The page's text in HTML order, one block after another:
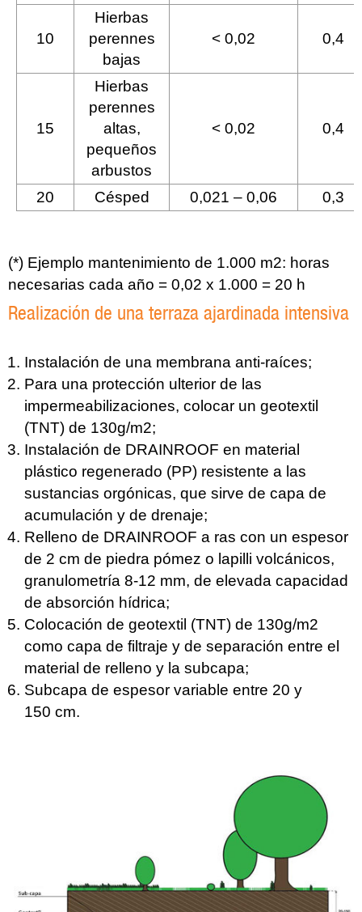
10
Hierbas
perennes
bajas
< 0,02 0,4
15
Hierbas
perennes
altas,
pequeños
arbustos
< 0,02 0,4
20 Césped 0,021 – 0,06 0,3
(*) Ejemplo mantenimiento de 1.000 m2: horas
necesarias cada año = 0,02 x 1.000 = 20 h
Realización de una terraza ajardinada intensiva
Instalación de una membrana anti-raíces;
Para una protección ulterior de las
impermeabilizaciones, colocar un geotextil
(TNT) de 130g/m2;
Instalación de DRAINROOF en material
plástico regenerado (PP) resistente a las
sustancias orgónicas, que sirve de capa de
acumulación y de drenaje;
Relleno de DRAINROOF a ras con un espesor
de 2 cm de piedra pómez o lapilli volcánicos,
granulometría 8-12 mm, de elevada capacidad
de absorción hídrica;
Colocación de geotextil (TNT) de 130g/m2
como capa de filtraje y de separación entre el
material de relleno y la subcapa;
Subcapa de espesor variable entre 20 y
150 cm.